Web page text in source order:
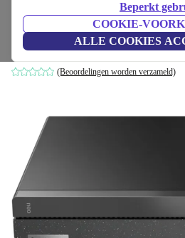
Beperkt
COOKIE-
ALLE COOKIES
Lenovo ThinkCentre
i5-13420H | 16 GB | 256 GB SSD |
(Beoordelingen worden verzameld)